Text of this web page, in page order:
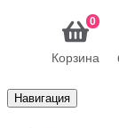
0
Корзина
Навигация